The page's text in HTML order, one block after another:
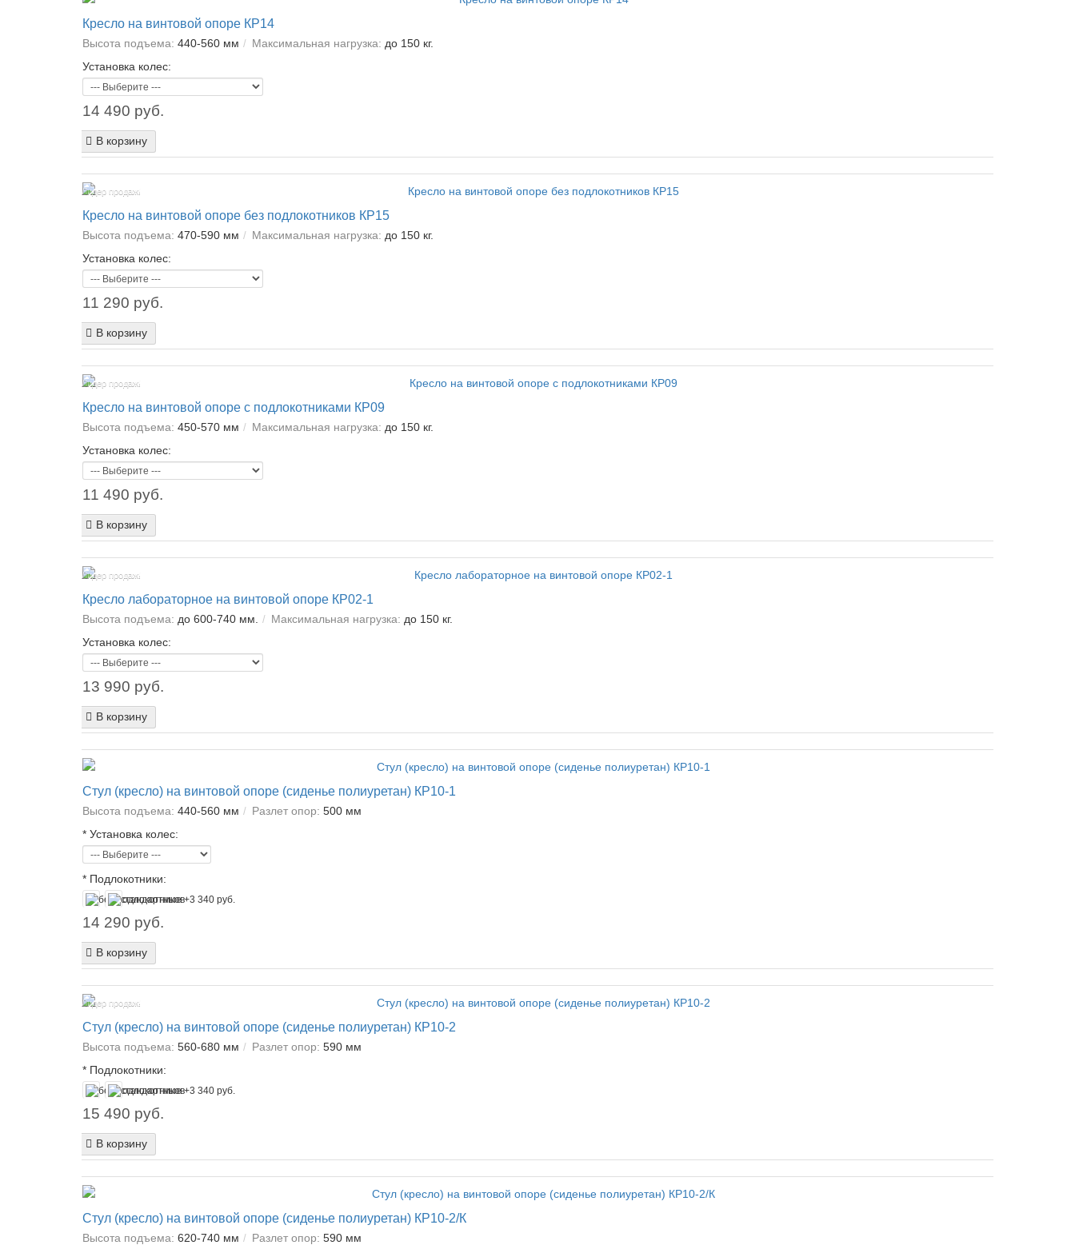
Кресло на винтовой опоре КР14
Высота подъема: 440-560 мм Максимальная нагрузка: до 150 кг.
Установка колес:
14 490 руб.
В корзину
Лидер продаж!
Кресло на винтовой опоре без подлокотников КР15
Высота подъема: 470-590 мм Максимальная нагрузка: до 150 кг.
Установка колес:
11 290 руб.
В корзину
Лидер продаж!
Кресло на винтовой опоре с подлокотниками КР09
Высота подъема: 450-570 мм Максимальная нагрузка: до 150 кг.
Установка колес:
11 490 руб.
В корзину
Лидер продаж!
Кресло лабораторное на винтовой опоре КР02-1
Высота подъема: до 600-740 мм. Максимальная нагрузка: до 150 кг.
Установка колес:
13 990 руб.
В корзину
Стул (кресло) на винтовой опоре (сиденье полиуретан) КР10-1
Высота подъема: 440-560 мм Разлет опор: 500 мм
* Установка колес:
* Подлокотники:
14 290 руб.
В корзину
Лидер продаж!
Стул (кресло) на винтовой опоре (сиденье полиуретан) КР10-2
Высота подъема: 560-680 мм Разлет опор: 590 мм
* Подлокотники:
15 490 руб.
В корзину
Стул (кресло) на винтовой опоре (сиденье полиуретан) КР10-2/К
Высота подъема: 620-740 мм Разлет опор: 590 мм